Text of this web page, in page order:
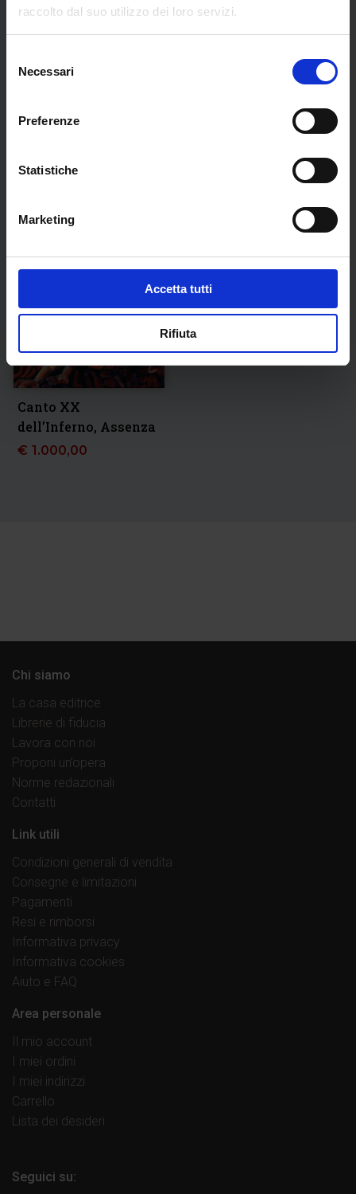
raccolto dal suo utilizzo dei loro servizi.
delNecessari
Preferenze
Statistiche
Marketing
Accetta tutti
Rifiuta
Canto XXIII del
€ 1.000,00
Paradiso, Presenza
Canto XX
dell’Inferno, Assenza
€ 1.000,00
Chi siamo
La casa editrice
Librerie di fiducia
Lavora con noi
Proponi un’opera
Norme redazionali
Contatti
Link utili
Condizioni generali di vendita
Consegne e limitazioni
Pagamenti
Resi e rimborsi
Informativa privacy
Informativa cookies
Aiuto e FAQ
Area personale
Il mio account
I miei ordini
I miei indirizzi
Carrello
Lista dei desideri
Seguici su: